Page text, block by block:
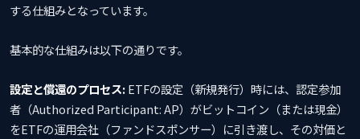
する仕組みとなっています。
基本的な仕組みは以下の通りです。
設定と償還のプロセス:ETFの設定（新規発行）時には、認定参加
者（Authorized Participant: AP）がビットコイン（または現金）
をETFの運用会社（ファンドスポンサー）に引き渡し、その対価と